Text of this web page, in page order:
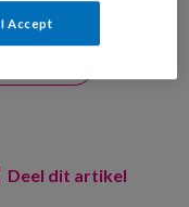
Deel dit artikel
I Accept